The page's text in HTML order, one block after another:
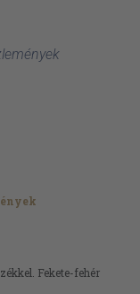
Fekete-fehér